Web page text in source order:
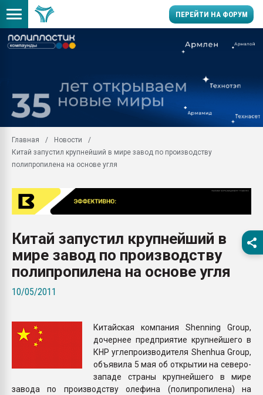
ПЕРЕЙТИ НА ФОРУМ
умельцы изготовили
колонок полностью из
Продажа готового
производство SPC
29.07.2026 ФРП помог
Помощь в подборе
Вакуум-формовочные
Подмосковье, Москва
28.07.2026
первый план в
пластмасс
ПЕРЕЙТИ НА
Главная
Новости
Китай запустил крупнейший в мире завод по производству
полипропилена на основе угля
Китай запустил крупнейший в
мире завод по производству
полипропилена на основе угля
10/05/2011
Китайская компания Shenning Group,
дочернее предприятие крупнейшего в
КНР углепроизводителя Shenhua Group,
объявила 5 мая об открытии на северо-
западе страны крупнейшего в мире
завода по производству олефина (полипропилена) на